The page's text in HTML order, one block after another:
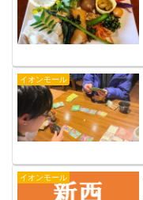
イオンモール
イオンモール